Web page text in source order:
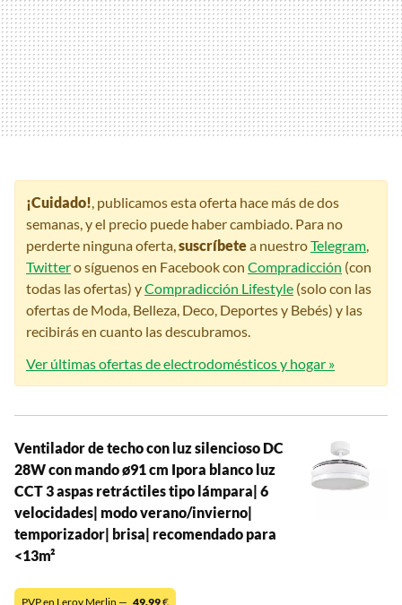
¡Cuidado!, publicamos esta oferta hace más de dos
semanas, y el precio puede haber cambiado. Para no
perderte ninguna oferta,suscríbetea nuestroTelegram,
Twittero síguenos en Facebook con Compradicción (con
todas las ofertas) yCompradicción Lifestyle (solo con las
ofertas de Moda, Belleza, Deco, Deportes y Bebés) y las
recibirás en cuanto las descubramos.
Ver últimas ofertas de electrodomésticos y hogar »
Ventilador de techo con luz silencioso DC
28W con mando ø91 cm Ipora blanco luz
CCT 3 aspas retráctiles tipo lámpara| 6
velocidades| modo verano/invierno|
temporizador| brisa| recomendado para
<13m²
PVP en Leroy Merlin — 49,99€